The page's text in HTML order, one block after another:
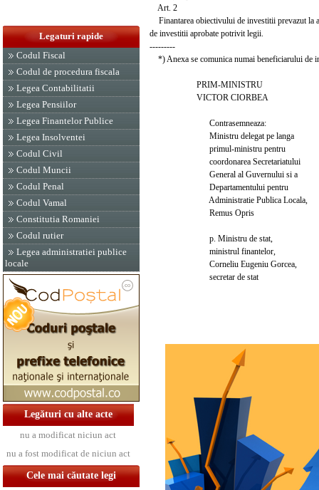
Legaturi rapide
Codul Fiscal
Codul de procedura fiscala
Legea Contabilitatii
Legea Pensiilor
Legea Finantelor Publice
Legea Insolventei
Codul Civil
Codul Muncii
Codul Penal
Codul Vamal
Constitutia Romaniei
Codul rutier
Legea administratiei publice
locale
Legături cu alte acte
nu a modificat niciun act
nu a fost modificat de niciun act
Cele mai căutate legi
Art. 2
Finantarea obiectivului de investitii prevazut la
de investitii aprobate potrivit legii.
---------
*) Anexa se comunica numai beneficiarului de
PRIM-MINISTRU
VICTOR CIORBEA
Contrasemneaza:
Ministru delegat pe langa
primul-ministru pentru
coordonarea Secretariatului
General al Guvernului si a
Departamentului pentru
Administratie Publica Locala,
Remus Opris
p. Ministru de stat,
ministrul finantelor,
Corneliu Eugeniu Gorcea,
secretar de stat